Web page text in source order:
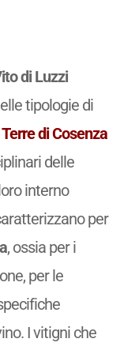
di Luzzi
tipologie di
Terre di Cosenza
delle
interno
per
, ossia per i
per le
I vitigni che